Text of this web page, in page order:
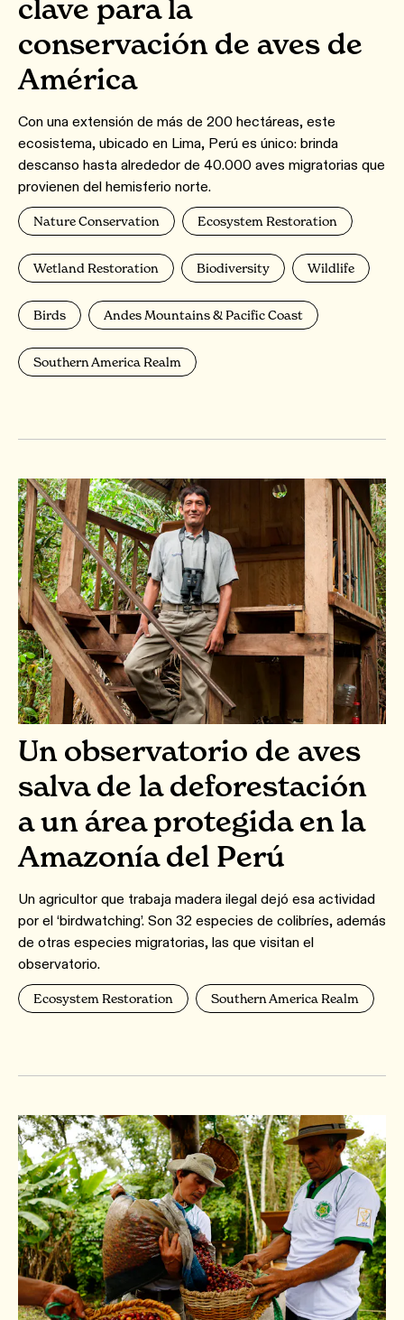
clave para la
conservación de aves de
América
Con una extensión de más de 200 hectáreas, este
ecosistema, ubicado en Lima, Perú es único: brinda
descanso hasta alrededor de 40.000 aves migratorias que
provienen del hemisferio norte.
Nature Conservation Ecosystem Restoration
Wetland Restoration Biodiversity Wildlife
Birds Andes Mountains & Pacific Coast
Southern America Realm
Un observatorio de aves
salva de la deforestación
a un área protegida en la
Amazonía del Perú
Un agricultor que trabaja madera ilegal dejó esa actividad
por el ‘birdwatching’. Son 32 especies de colibríes, además
de otras especies migratorias, las que visitan el
observatorio.
Ecosystem Restoration Southern America Realm